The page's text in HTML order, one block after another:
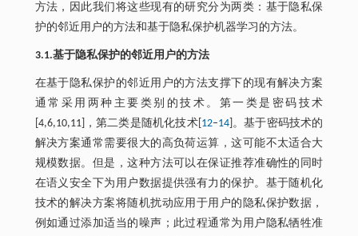
方法，因此我们将这些现有的研究分为两类：基于隐私保
护的邻近用户的方法和基于隐私保护机器学习的方法。
3.1.基于隐私保护的邻近用户的方法
在基于隐私保护的邻近用户的方法支撑下的现有解决方案
通常采用两种主要类别的技术。第一类是密码技术
[4,6,10,11]，第二类是随机化技术[ 12–14]。基于密码技术的
解决方案通常需要很大的高负荷运算，这可能不太适合大
规模数据。但是，这种方法可以在保证推荐准确性的同时
在语义安全下为用户数据提供强有力的保护。基于随机化
技术的解决方案将随机扰动应用于用户的隐私保护数据，
例如通过添加适当的噪声；此过程通常为用户隐私牺牲准